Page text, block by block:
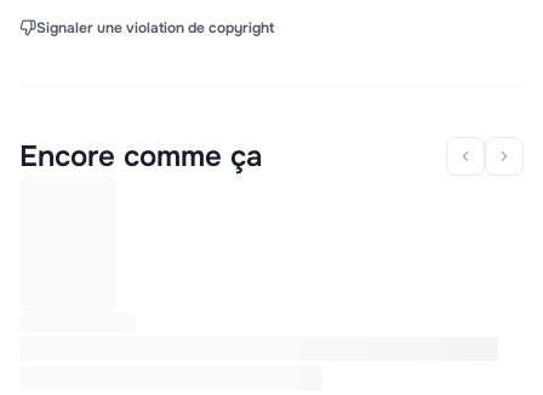
Signaler une violation de copyright
Encore comme ça